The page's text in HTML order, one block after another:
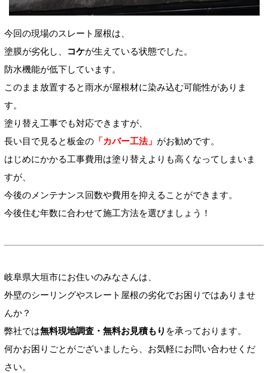
今回の現場のスレート屋根は、
塗膜が劣化し、
コケが生えている状態でした。
防水機能が低下しています。
このまま放置すると雨水が屋根材に染み込む可能性がありま
す。
塗り替え工事でも対応できますが、
長い目で見ると板金の 「カバー工法」 がお勧めです。
はじめにかかる工事費用は塗り替えよりも高くなってしまいま
すが、
今後のメンテナンス回数や費用を抑えることができます。
今後住む年数に合わせて施工方法を選びましょう！
岐阜県大垣市にお住いのみなさんは、
外壁のシーリングやスレート屋根の劣化でお困りではありませ
んか？
弊社では無料現地調査・無料お見積もり を承っております。
何かお困りごとがございましたら、お気軽にお問い合わせくだ
さい。